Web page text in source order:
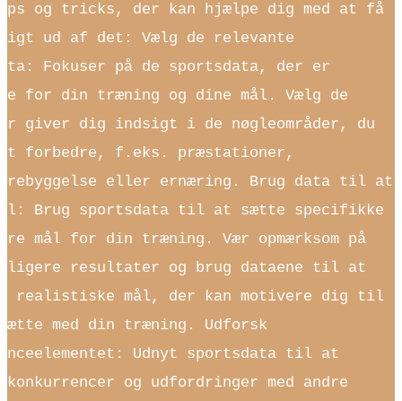
og tricks, der kan hjælpe dig med at få
ud af det: Vælg de relevante
Fokuser på de sportsdata, der er
for din træning og dine mål. Vælg de
giver dig indsigt i de nøgleområder, du
at forbedre, f.eks. præstationer,
eller ernæring. Brug data til at
Brug sportsdata til at sætte specifikke
mål for din træning. Vær opmærksom på
resultater og brug dataene til at
realistiske mål, der kan motivere dig til
med din træning. Udforsk
Udnyt sportsdata til at
og udfordringer med andre